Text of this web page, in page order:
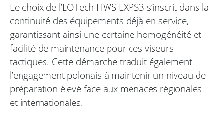
Le choix de l’EOTech HWS EXPS3 s’inscrit dans la
continuité des équipements déjà en service,
garantissant ainsi une certaine homogénéité et
facilité de maintenance pour ces viseurs
tactiques. Cette démarche traduit également
l’engagement polonais à maintenir un niveau de
préparation élevé face aux menaces régionales
et internationales.